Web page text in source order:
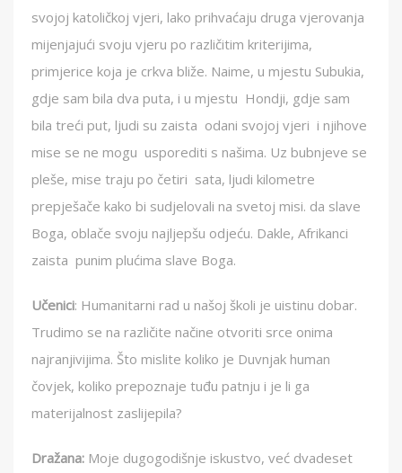
svojoj katoličkoj vjeri, lako prihvaćaju druga vjerovanja
mijenjajući svoju vjeru po različitim kriterijima,
primjerice koja je crkva bliže. Naime, u mjestu Subukia,
gdje sam bila dva puta, i u mjestu Hondji, gdje sam
bila treći put, ljudi su zaista odani svojoj vjeri i njihove
mise se ne mogu usporediti s našima. Uz bubnjeve se
pleše, mise traju po četiri sata, ljudi kilometre
prepješače kako bi sudjelovali na svetoj misi. da slave
Boga, oblače svoju najljepšu odjeću. Dakle, Afrikanci
zaista punim plućima slave Boga.
Učenici: Humanitarni rad u našoj školi je uistinu dobar.
Trudimo se na različite načine otvoriti srce onima
najranjivijima. Što mislite koliko je Duvnjak human
čovjek, koliko prepoznaje tuđu patnju i je li ga
materijalnost zaslijepila?
Dražana: Moje dugogodišnje iskustvo, već dvadeset